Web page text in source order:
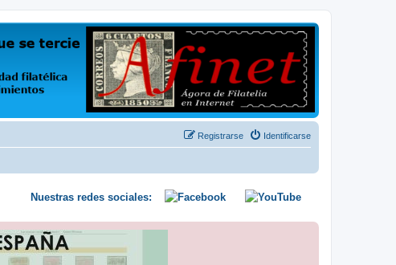
sus opiniones y conocimientos
Identificarse
Registrarse
Nuestras redes sociales: